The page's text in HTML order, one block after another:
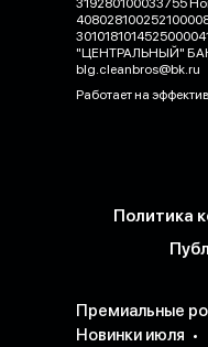
319280100033755
"ЦЕНТРАЛЬНЫЙ"
blg.cleanbros@bk.ru
Работает на
Политика
Премиальные
Новинки июля